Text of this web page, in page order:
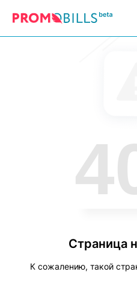
Страница
К сожалению, такой